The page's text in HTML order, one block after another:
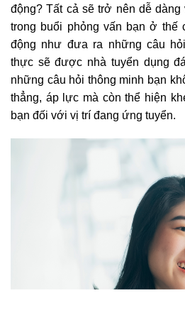
động? Tất cả sẽ trở nên dễ
trong buổi phỏng vấn bạn ở thế
động như đưa ra những câu
thực sẽ được nhà tuyển dụng
những câu hỏi thông minh bạn
thẳng, áp lực mà còn thể hiện
bạn đối với vị trí đang ứng tuyển.